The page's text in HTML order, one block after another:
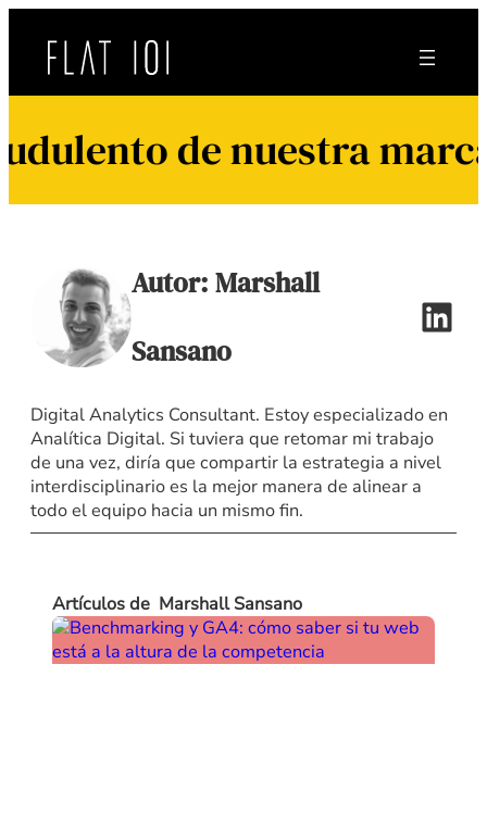
contenido
de nuestra marca
Autor:Marshall
Sansano
Digital Analytics Consultant. Estoy especializado en
Analítica Digital. Si tuviera que retomar mi trabajo
de una vez, diría que compartir la estrategia a nivel
interdisciplinario es la mejor manera de alinear a
todo el equipo hacia un mismo fin.
Artículos de Marshall Sansano